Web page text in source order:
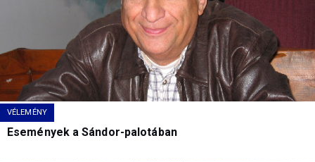
VÉLEMÉNY
Események a Sándor-palotában